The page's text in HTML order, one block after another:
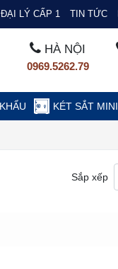
LÝ CẤP 1 TIN TỨC
HÀ NỘI
0969.5262.79
KÉT SẮT MINI
Sắp xếp